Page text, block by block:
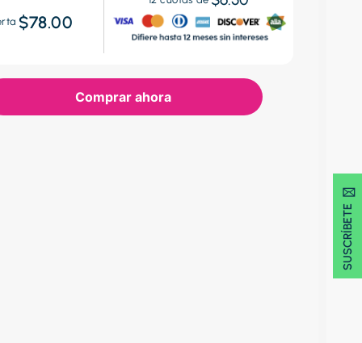
SUSCRÍBETE 🖂
$78.00
Comprar ahora